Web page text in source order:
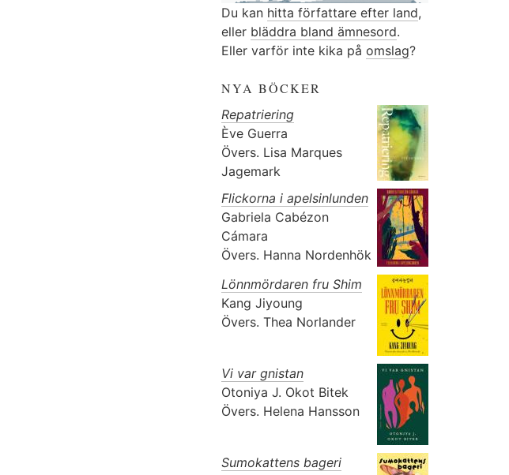
Du kan hitta författare efter land,
eller bläddra bland ämnesord.
Eller varför inte kika på omslag?
NYA BÖCKER
Repatriering
Ève Guerra
Övers. Lisa Marques
Jagemark
Flickorna i apelsinlunden
Gabriela Cabézon
Cámara
Övers. Hanna Nordenhök
Lönnmördaren fru Shim
Kang Jiyoung
Övers. Thea Norlander
Vi var gnistan
Otoniya J. Okot Bitek
Övers. Helena Hansson
Sumokattens bageri